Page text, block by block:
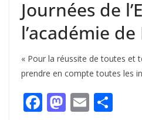
Journées de
l’académie
« Pour la réussite de toutes et
prendre en compte toutes les
F M E